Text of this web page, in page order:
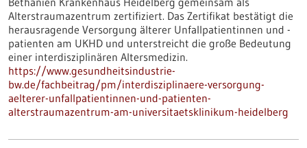
Alterstraumazentrum zertifiziert. Das Zertifikat bestätigt die
herausragende Versorgung älterer Unfallpatientinnen und -
patienten am UKHD und unterstreicht die große Bedeutung
einer interdisziplinären Altersmedizin.
https://www.gesundheitsindustrie-
bw.de/fachbeitrag/pm/interdisziplinaere-versorgung-
aelterer-unfallpatientinnen-und-patienten-
alterstraumazentrum-am-universitaetsklinikum-heidelberg